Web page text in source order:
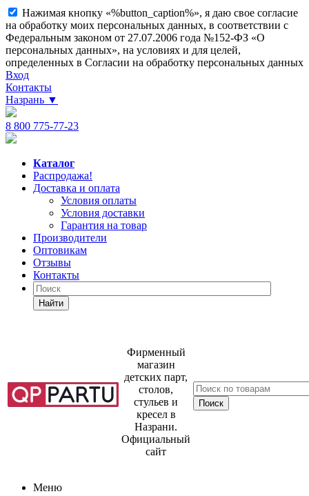
Нажимая кнопку «%button_caption%», я даю свое согласие
на обработку моих персональных данных, в соответствии с
Федеральным законом от 27.07.2006 года №152-ФЗ «О
персональных данных», на условиях и для целей,
определенных в Согласии на обработку персональных данных
Вход
Контакты
Назрань ▼
8 800 775-77-23
Каталог
Распродажа!
Доставка и оплата
Условия оплаты
Условия доставки
Гарантия на товар
Производители
Оптовикам
Отзывы
Контакты
Найти
Фирменный
магазин
детских парт,
столов,
стульев и
кресел в
Назрани.
Официальный
сайт
Меню